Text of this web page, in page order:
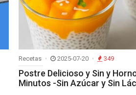
Recetas 2025-07-20 349
Postre Delicioso y Sin y
Minutos -Sin Azúcar y Sin